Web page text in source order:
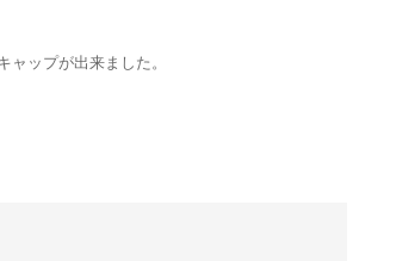
ャップが出来ました。